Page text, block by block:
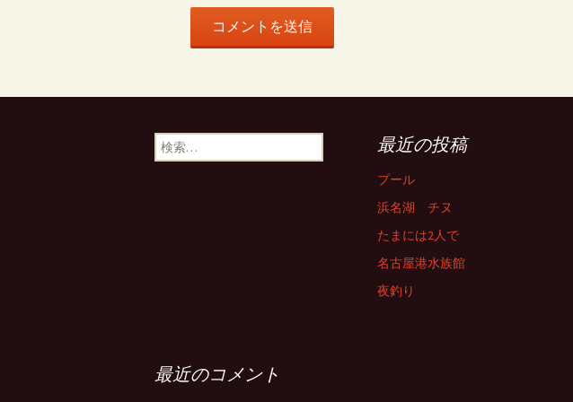
検
索:
最近の投稿
プール
浜名湖 チヌ
たまには2人で
名古屋港水族館
夜釣り
最近のコメント